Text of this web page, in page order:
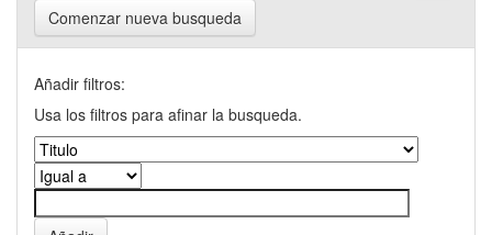
Comenzar nueva busqueda
Añadir filtros:
Usa los filtros para afinar la busqueda.